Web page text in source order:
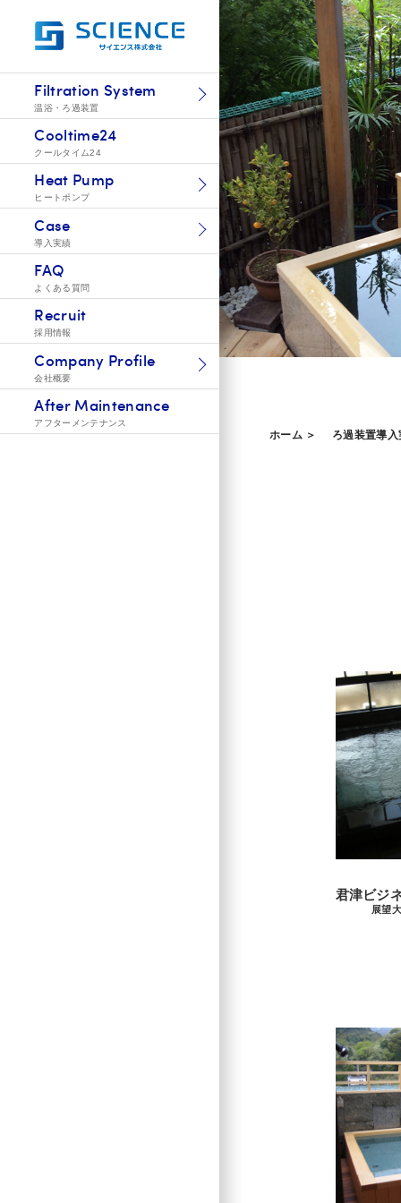
Filtration System
温浴・ろ過装置
Cooltime24
クールタイム24
Heat Pump
ヒートポンプ
Case
導入実績
FAQ
よくある質問
Recruit
採用情報
Company Profile
会社概要
After Maintenance
アフターメンテナンス
ホーム ＞ ろ過装置導入
君津ビジ
展望